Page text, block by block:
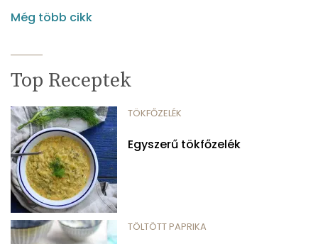
Még több cikk
Top Receptek
TÖKFŐZELÉK
Egyszerű tökfőzelék
TÖLTÖTT PAPRIKA